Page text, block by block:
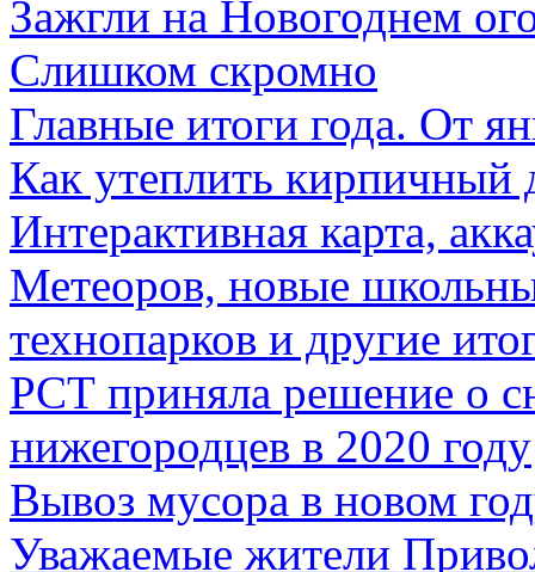
Зажгли на Новогоднем
Слишком скромно
Главные итоги года. От
Как утеплить кирпичный
Интерактивная карта,
Метеоров, новые
технопарков и другие
РСТ приняла решение о
нижегородцев в 2020 году
Вывоз мусора в новом
Уважаемые жители